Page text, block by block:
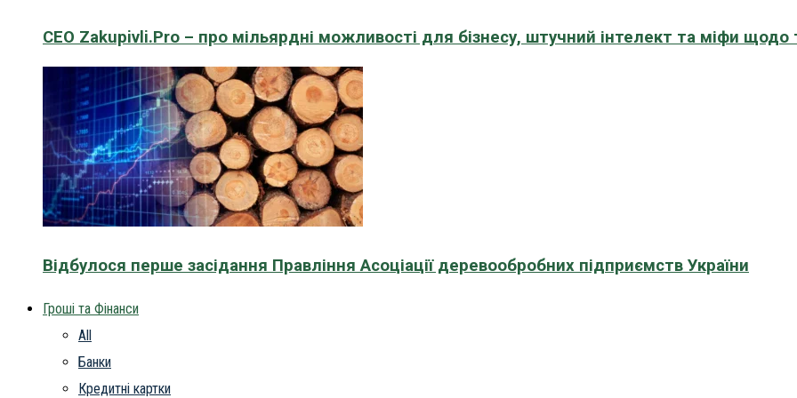
CEO Zakupivli.Pro – про мільярдні можливості для бізнесу, штучний інтелект та міфи щодо
Відбулося перше засідання Правління Асоціації деревообробних підприємств України
Гроші та Фінанси
All
Банки
Кредитні картки